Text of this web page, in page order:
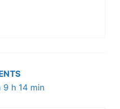
9 h 14 min